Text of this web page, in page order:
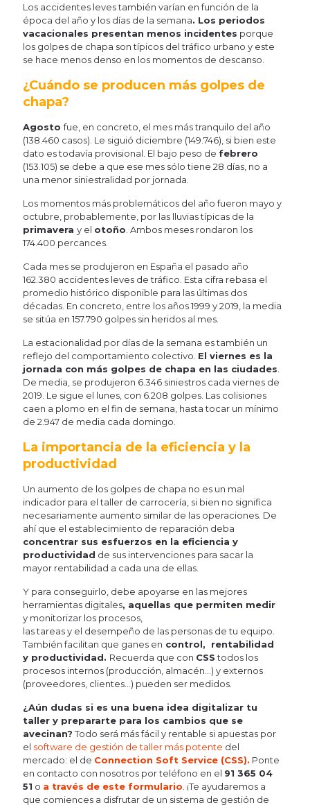
Los accidentes leves también varían en función de la
época del año y los días de la semana. Los periodos
vacacionales presentan menos incidentes porque
los golpes de chapa son típicos del tráfico urbano y este
se hace menos denso en los momentos de descanso.
¿Cuándo se producen más golpes de
chapa?
Agostofue, en concreto, el mes más tranquilo del año
(138.460 casos). Le siguió diciembre (149.746), si bien este
dato es todavía provisional. El bajo peso de febrero
(153.105) se debe a que ese mes sólo tiene 28 días, no a
una menor siniestralidad por jornada.
Los momentos más problemáticos del año fueron mayo y
octubre, probablemente, por las lluvias típicas de la
primavera y el otoño . Ambos meses rondaron los
174.400 percances.
Cada mes se produjeron en España el pasado año
162.380 accidentes leves de tráfico. Esta cifra rebasa el
promedio histórico disponible para las últimas dos
décadas. En concreto, entre los años 1999 y 2019, la media
se sitúa en 157.790 golpes sin heridos al mes.
La estacionalidad por días de la semana es también un
reflejo del comportamiento colectivo. El viernes es la
jornada con más golpes de chapa en las ciudades
De media, se produjeron 6.346 siniestros cada viernes de
2019. Le sigue el lunes, con 6.208 golpes. Las colisiones
caen a plomo en el fin de semana, hasta tocar un mínimo
de 2.947 de media cada domingo.
La importancia de la eficiencia y la
productividad
Un aumento de los golpes de chapa no es un mal
indicador para el taller de carrocería, si bien no significa
necesariamente aumento similar de las operaciones. De
ahí que el establecimiento de reparación deba
concentrar sus esfuerzos en la eficiencia y
productividad de sus intervenciones para sacar la
mayor rentabilidad a cada una de ellas.
Y para conseguirlo, debe apoyarse en las mejores
herramientas digitales, aquellas que permiten medir
y monitorizar los procesos,
las tareas y el desempeño de las personas de tu equipo.
También facilitan que ganes en control, rentabilidad
y productividad. Recuerda que con CSStodos los
procesos internos (producción, almacén…) y externos
(proveedores, clientes…) pueden ser medidos.
¿Aún dudas si es una buena idea digitalizar tu
taller y prepararte para los cambios que se
avecinan?Todo será más fácil y rentable si apuestas por
el software de gestión de taller más potente del
mercado: el de Connection Soft Service (CSS). Ponte
en contacto con nosotros por teléfono en el 91 365 04
51 o a través de este formulario . ¡Te ayudaremos a
que comiences a disfrutar de un sistema de gestión de